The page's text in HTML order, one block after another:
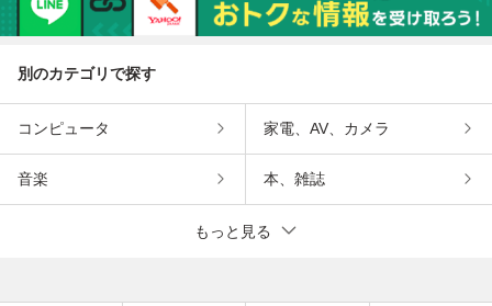
別のカテゴリで探す
コンピュータ 家電、AV、カメラ
音楽 本、雑誌
もっと見る